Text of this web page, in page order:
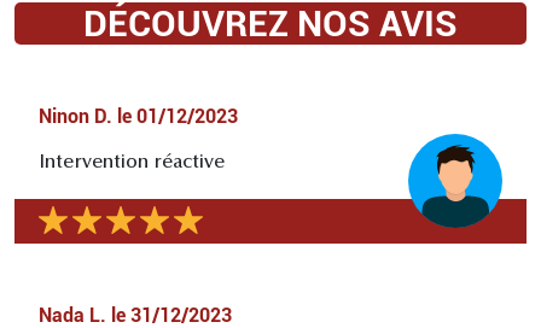
DÉCOUVREZ NOS AVIS
Ninon D. le 01/12/2023
Intervention réactive
Nada L. le 31/12/2023